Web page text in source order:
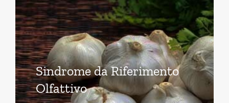
Sindrome da Riferimento
Olfattivo